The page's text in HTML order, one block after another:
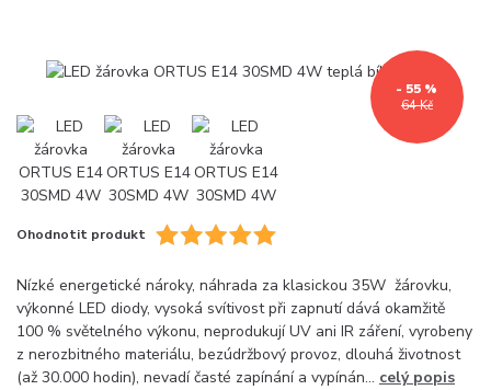
64 Kč
- 55 %
Ohodnotit produkt
Nízké energetické nároky, náhrada za klasickou 35W žárovku,
výkonné LED diody, vysoká svítivost při zapnutí dává okamžitě
100 % světelného výkonu, neprodukují UV ani IR záření, vyrobeny
z nerozbitného materiálu, bezúdržbový provoz, dlouhá životnost
(až 30.000 hodin), nevadí časté zapínání a vypínán... celý popis